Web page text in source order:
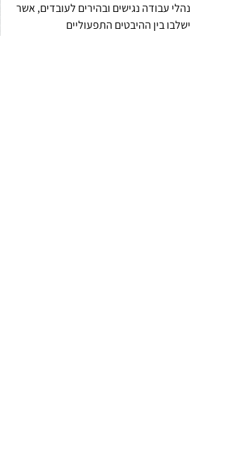
נהלי עבודה נגישים ובהירים לעובדים, אשר
ישלבו בין ההיבטים התפעוליים